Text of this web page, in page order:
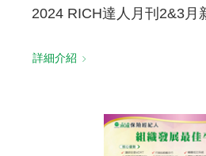
2024 RICH達人月刊2&3月
詳細介紹